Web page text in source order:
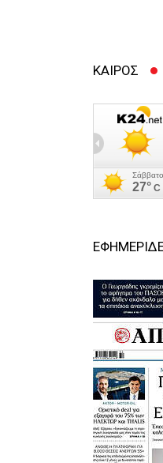
ΚΑΙΡΟΣ